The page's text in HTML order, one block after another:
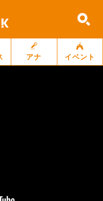
アナ イベント